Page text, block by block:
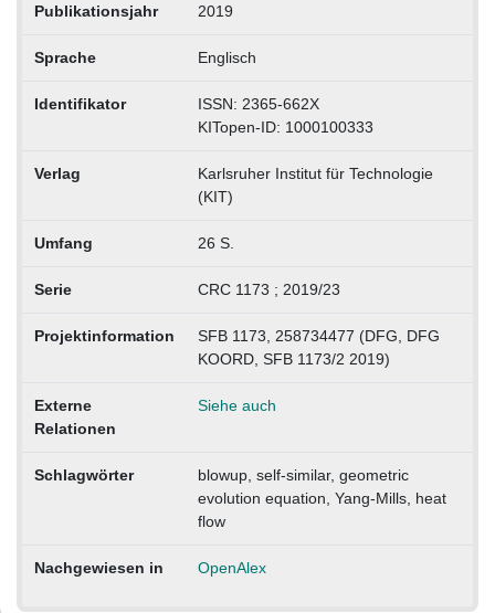
Publikationsjahr 2019
Sprache Englisch
Identifikator
ISSN: 2365-662X
KITopen-ID: 1000100333
Verlag
Karlsruher Institut für Technologie
(KIT)
Umfang 26 S.
Serie CRC 1173 ; 2019/23
Projektinformation
SFB 1173, 258734477 (DFG, DFG
KOORD, SFB 1173/2 2019)
Externe
Relationen
Siehe auch
Schlagwörter
blowup, self-similar, geometric
evolution equation, Yang-Mills, heat
flow
Nachgewiesen in OpenAlex